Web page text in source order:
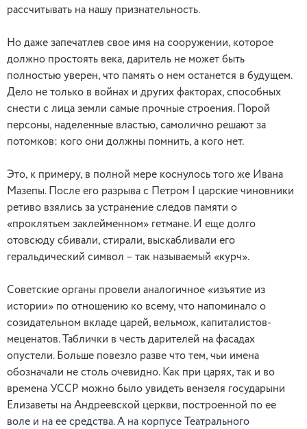
рассчитывать на нашу признательность.
Но даже запечатлев свое имя на сооружении, которое
должно простоять века, даритель не может быть
полностью уверен, что память о нем останется в будущем.
Дело не только в войнах и других факторах, способных
снести с лица земли самые прочные строения. Порой
персоны, наделенные властью, самолично решают за
потомков: кого они должны помнить, а кого нет.
Это, к примеру, в полной мере коснулось того же Ивана
Мазепы. После его разрыва с Петром I царские чиновники
ретиво взялись за устранение следов памяти о
«проклятьем заклейменном» гетмане. И еще долго
отовсюду сбивали, стирали, выскабливали его
геральдический символ – так называемый «курч».
Советские органы провели аналогичное «изъятие из
истории» по отношению ко всему, что напоминало о
созидательном вкладе царей, вельмож, капиталистов-
меценатов. Таблички в честь дарителей на фасадах
опустели. Больше повезло разве что тем, чьи имена
обозначали не столь очевидно. Как при царях, так и во
времена УССР можно было увидеть вензеля государыни
Елизаветы на Андреевской церкви, построенной по ее
воле и на ее средства. А на корпусе Театрального